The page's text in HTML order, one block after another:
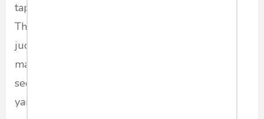
tapi mungkin bisa ditanyakan ke media online
The Guardian yang menuliskan artikel dengan
judul di atas. Mudah-mudahan bisa ada
manfaatnya bagi Bapak Ridwan Kamil yang
sedang berjuang untuk menemukan putranya
yang hilang di Sungai Aare, Swiss.